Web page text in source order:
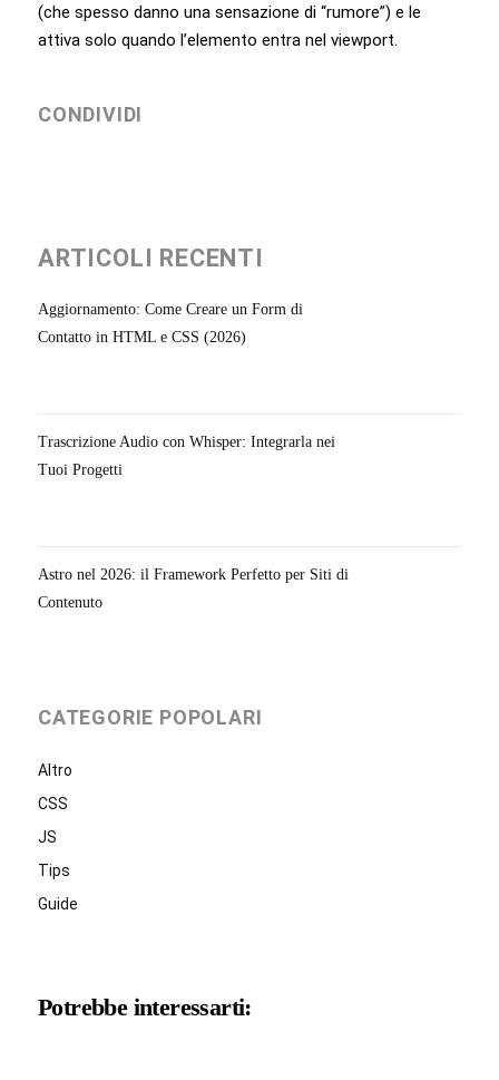
(che spesso danno una sensazione di “rumore”) e le
attiva solo quando l’elemento entra nel viewport.
CONDIVIDI
ARTICOLI RECENTI
Aggiornamento: Come Creare un Form di
Contatto in HTML e CSS (2026)
Trascrizione Audio con Whisper: Integrarla nei
Tuoi Progetti
Astro nel 2026: il Framework Perfetto per Siti di
Contenuto
CATEGORIE POPOLARI
Altro
CSS
JS
Tips
Guide
Potrebbe interessarti: